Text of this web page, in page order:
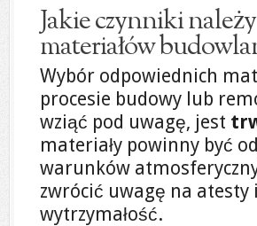
Jakie czynniki
materiałów
Wybór odpowiednich
procesie budowy lub
wziąć pod uwagę, jest
materiały powinny być
warunków
zwrócić uwagę na
wytrzymałość.